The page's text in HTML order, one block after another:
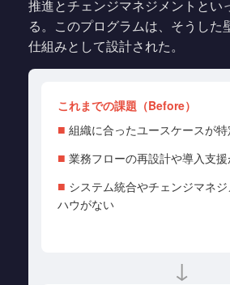
推進とチェンジマネジメントとい
る。このプログラムは、そうした
仕組みとして設計された。
これまでの課題（Before）
■ 組織に合ったユースケースが
■ 業務フローの再設計や導入支援
■ システム統合やチェンジマネ
ハウがない
↓